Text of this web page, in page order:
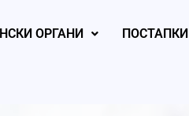
ОРГАНИ ПОСТАПКИ